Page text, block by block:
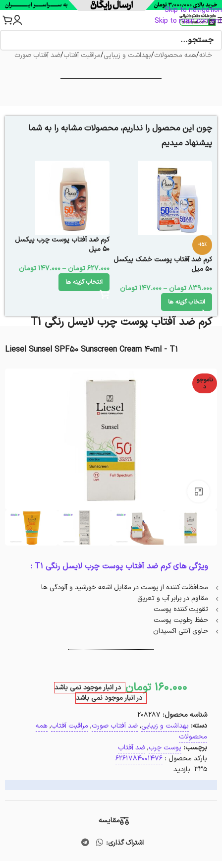
Skip to navigation
Skip to main content
خانه/همه محصولات/بهداشت و زیبایی/مراقبت آفتاب/ضد آفتاب صورت
چون این محصول را نداریم، محصولات مشابه را به شما
پیشنهاد میدیم
-15%
کرم ضد آفتاب پوست خشک پیکسل
50 میل
839.000تومان –
147.000تومان
انتخاب گزینه ها
کرم ضد آفتاب پوست چرب پیکسل
50 میل
627.000تومان –
147.000تومان
انتخاب گزینه ها
کرم ضد آفتاب پوست چرب لایسل رنگی T1
Liesel Sunsel SPF50 Sunscreen Cream 40ml - T1
ناموجو
د
ویژگی های کرم ضد آفتاب پوست چرب لایسل رنگی T1 :
محافظت کننده از پوست در مقابل اشعه خورشید و آلودگی ها
مقاوم در برابر آب و تعریق
تقویت کننده پوست
حفظ رطوبت پوست
حاوی آنتی اکسیدان
160.000 تومان در انبار موجود نمی باشد
در انبار موجود نمی باشد
شناسه محصول: 208287
دسته: بهداشت و زیبایی,ضد آفتاب صورت, مراقبت آفتاب,همه
محصولات
برچسب: پوست چرب,ضد آفتاب
بارکد محصول : 6261784001476
335 بازدید
مقایسه
اشتراک گذاری: